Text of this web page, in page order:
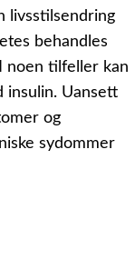
livsstilsendring
behandles
noen tilfeller kan
insulin. Uansett
og
sydommer